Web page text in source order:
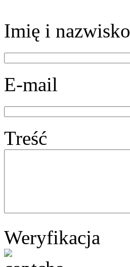
Imię i nazwisko
E-mail
Treść
Weryfikacja